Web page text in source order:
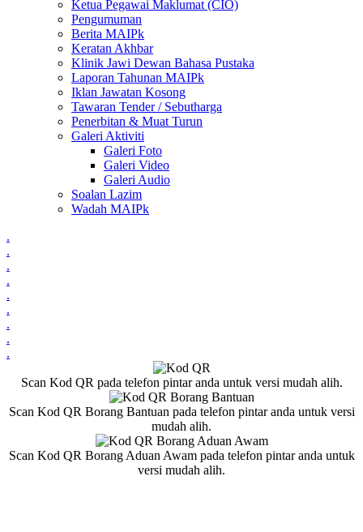
Ketua Pegawai Maklumat (CIO)
Pengumuman
Berita MAIPk
Keratan Akhbar
Klinik Jawi Dewan Bahasa Pustaka
Laporan Tahunan MAIPk
Iklan Jawatan Kosong
Tawaran Tender / Sebutharga
Penerbitan & Muat Turun
Galeri Aktiviti
Galeri Foto
Galeri Video
Galeri Audio
Soalan Lazim
Wadah MAIPk
.
.
.
.
.
.
.
.
.
Scan Kod QR pada telefon pintar anda untuk versi mudah alih.
Scan Kod QR Borang Bantuan pada telefon pintar anda untuk versi
mudah alih.
Scan Kod QR Borang Aduan Awam pada telefon pintar anda untuk
versi mudah alih.